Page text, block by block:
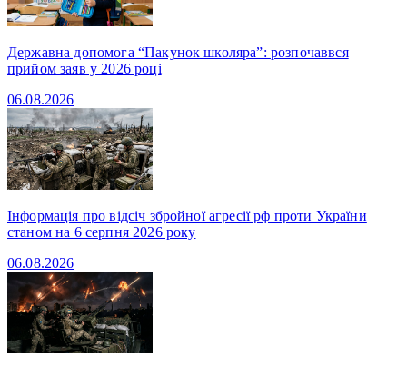
Державна допомога “Пакунок школяра”: розпочаввся
прийом заяв у 2026 році
06.08.2026
Інформація про відсіч збройної агресії рф проти України
станом на 6 серпня 2026 року
06.08.2026